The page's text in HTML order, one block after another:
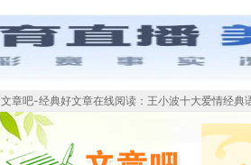
文章吧-经典好文章在线阅读：王小波十大爱情经典